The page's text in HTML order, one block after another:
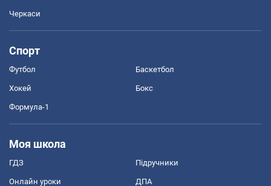
Черкаси
Спорт
Футбол Баскетбол
Хокей Бокс
Формула-1
Моя школа
ГДЗ Підручники
Онлайн уроки ДПА